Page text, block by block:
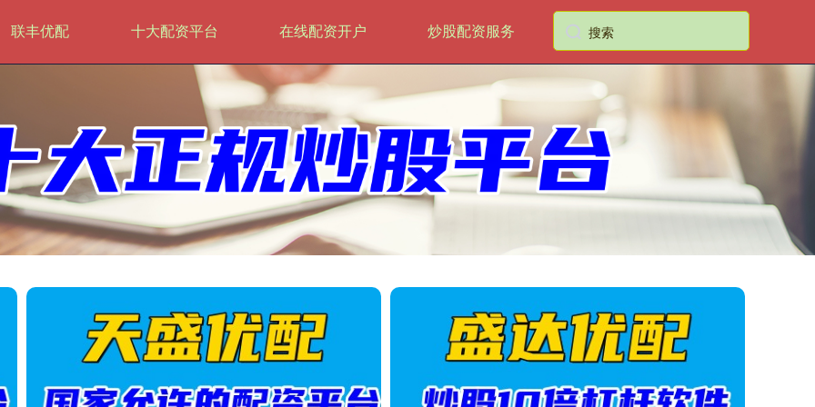
联丰优配 十大配资平台 在线配资开户 炒股配资服务